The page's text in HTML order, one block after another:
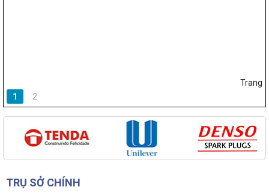
Trang
1
2
TRỤ SỞ CHÍNH